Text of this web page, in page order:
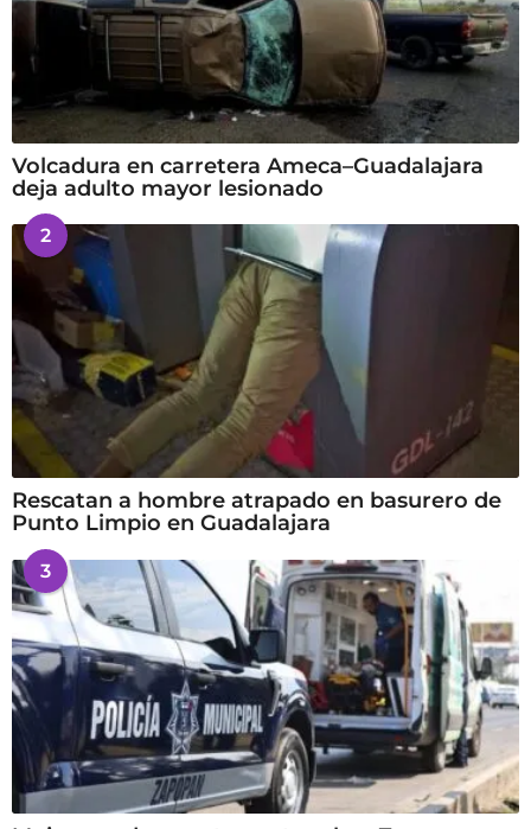
Volcadura en carretera Ameca–Guadalajara
deja adulto mayor lesionado
2
Rescatan a hombre atrapado en basurero de
Punto Limpio en Guadalajara
3